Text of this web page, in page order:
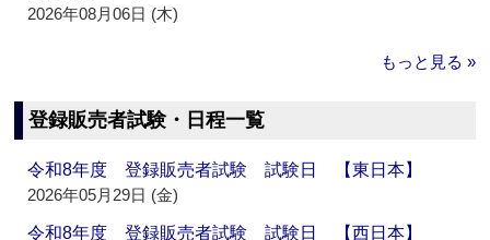
2026年08月06日 (木)
もっと見る »
登録販売者試験・日程一覧
令和8年度 登録販売者試験 試験日 【東日本】
2026年05月29日 (金)
令和8年度 登録販売者試験 試験日 【西日本】